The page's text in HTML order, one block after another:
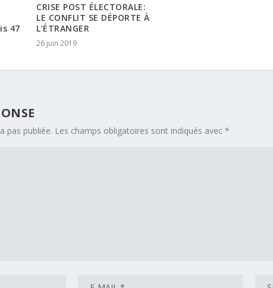
47
CRISE POST ÉLECTORALE:
LE CONFLIT SE DÉPORTE À
L’ÉTRANGER
26 juin 2019
pas publiée. Les champs obligatoires sont indiqués avec*